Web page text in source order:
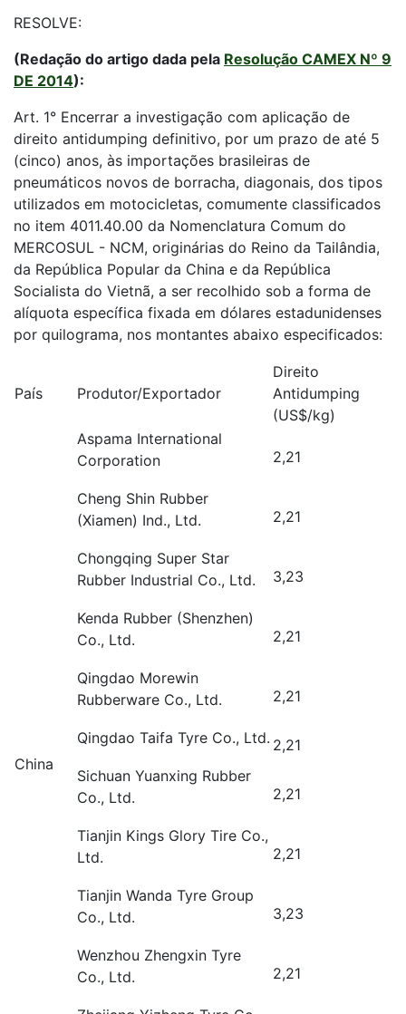
RESOLVE:
(Redação do artigo dada pela Resolução CAMEX Nº 9
DE 2014):
Art. 1° Encerrar a investigação com aplicação de
direito antidumping definitivo, por um prazo de até 5
(cinco) anos, às importações brasileiras de
pneumáticos novos de borracha, diagonais, dos tipos
utilizados em motocicletas, comumente classificados
no item 4011.40.00 da Nomenclatura Comum do
MERCOSUL - NCM, originárias do Reino da Tailândia,
da República Popular da China e da República
Socialista do Vietnã, a ser recolhido sob a forma de
alíquota específica fixada em dólares estadunidenses
por quilograma, nos montantes abaixo especificados:
País Produtor/Exportador
Direito
Antidumping
(US$/kg)
China
Aspama International
Corporation
2,21
Cheng Shin Rubber
(Xiamen) Ind., Ltd.
2,21
Chongqing Super Star
Rubber Industrial Co., Ltd.
3,23
Kenda Rubber (Shenzhen)
Co., Ltd.
2,21
Qingdao Morewin
Rubberware Co., Ltd.
2,21
Qingdao Taifa Tyre Co., Ltd. 2,21
Sichuan Yuanxing Rubber
Co., Ltd.
2,21
Tianjin Kings Glory Tire Co.,
Ltd.
2,21
Tianjin Wanda Tyre Group
Co., Ltd.
3,23
Wenzhou Zhengxin Tyre
Co., Ltd.
2,21